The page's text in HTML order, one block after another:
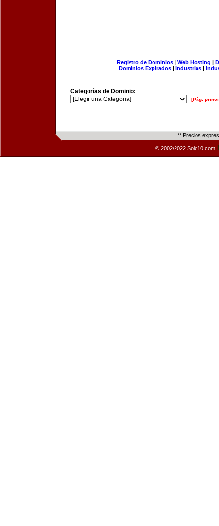
Registro de Dominios| Web Hosting |
Dominios Expirados | Industrias |
Categorías de Dominio:
[Pág.
** Precios
© 2002/2022 Solo10.com